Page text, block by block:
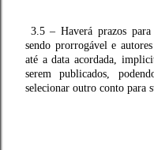
3.5 – Haverá prazos
sendo prorrogável e
até a data acordada,
serem publicados,
selecionar outro conto para